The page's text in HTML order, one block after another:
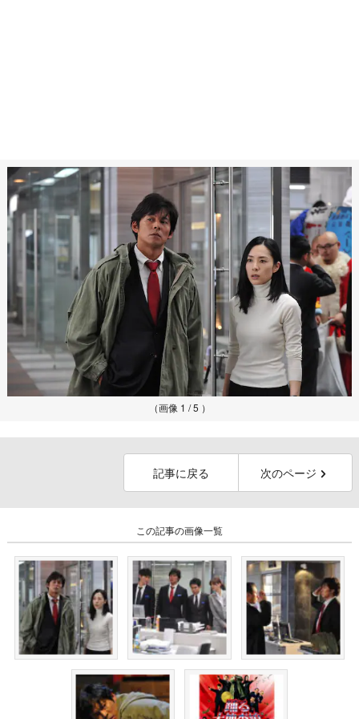
（画像 1 / 5 ）
記事に戻る 次のページ
この記事の画像一覧